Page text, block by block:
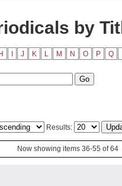
by
H J K L M N O P Q
Results:
Now showing items 36-55 of 64